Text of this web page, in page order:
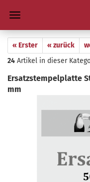
« Erster « zurück
24 Artikel in dieser
Er­satz­stem­pel­plat­te
mm